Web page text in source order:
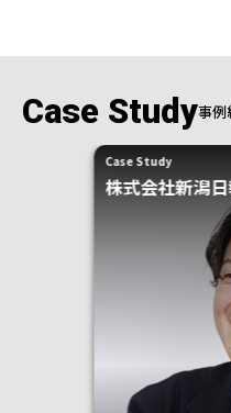
Case Study事例
Case Study
株式会社新潟